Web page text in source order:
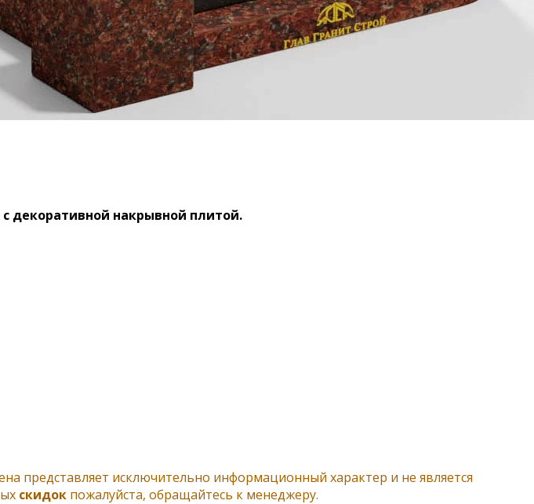
декоративной накрывной плитой.
представляет исключительно информационный характер и не является
скидок пожалуйста, обращайтесь к менеджеру.